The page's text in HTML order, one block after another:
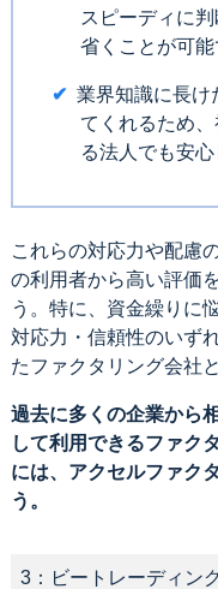
スピーディに
省くことが可能
業界知識に長け
てくれるため
る法人でも安心
これらの対応力や配慮
の利用者から高い評価
う。特に、資金繰りに
対応力・信頼性のいず
たファクタリング会社
過去に多くの企業から
して利用できるファク
には、アクセルファク
う。
3：ビートレーディン